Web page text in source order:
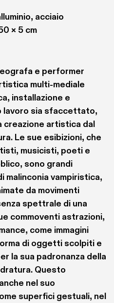
acciaio
× 5 cm
e performer
multi-mediale
installazione e
lavoro sia sfaccettato,
creazione artistica dal
Le sue esibizioni, che
musicisti, poeti e
sono grandi
malinconia vampiristica,
da movimenti
spettrale di una
commoventi astrazioni,
come immagini
di oggetti scolpiti e
la sua padronanza della
Questo
nel suo
superfici gestuali, nel